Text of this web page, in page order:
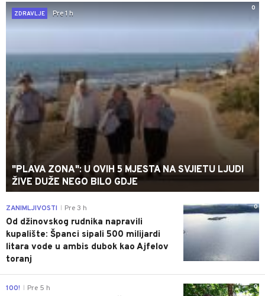
0
ZDRAVLJE
Pre 1 h
"PLAVA ZONA": U OVIH 5 MJESTA NA SVJIETU LJUDI
ŽIVE DUŽE NEGO BILO GDJE
0
ZANIMLJIVOSTI Pre 3 h
Od džinovskog rudnika napravili
kupalište: Španci sipali 500 milijardi
litara vode u ambis dubok kao Ajfelov
toranj
0
100! Pre 5 h